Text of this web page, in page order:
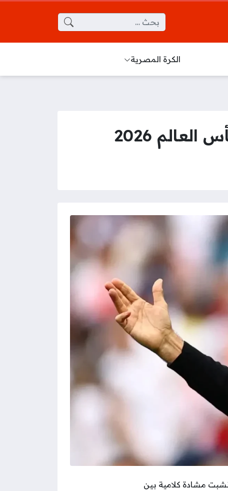
البحث عن:
الكرة المصرية
2026
2026 أجواء متوترة، بعدما نشبت مشادة كلامية بين